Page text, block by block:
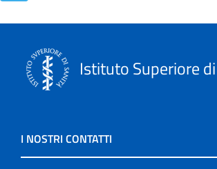
Istituto Superiore
I NOSTRI CONTATTI